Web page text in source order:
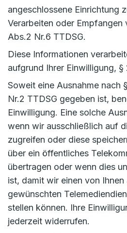
angeschlossene Einrichtung
Verarbeiten oder Empfangen
Abs.2 Nr.6 TTDSG.
Diese Informationen
aufgrund Ihrer Einwilligung, §
Soweit eine Ausnahme nach
Nr.2 TTDSG gegeben ist,
Einwilligung. Eine solche
wenn wir ausschließlich auf
zugreifen oder diese
über ein öffentliches
übertragen oder wenn dies
ist, damit wir einen von
gewünschten
stellen können. Ihre
jederzeit widerrufen.